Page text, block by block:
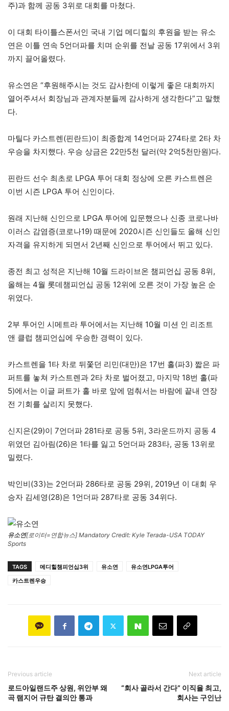
주)과 함께 공동 3위로 대회를 마쳤다.
이 대회 타이틀스폰서인 국내 기업 메디힐의 후원을 받는 유소
연은 이틀 연속 5언더파를 치며 순위를 전날 공동 17위에서 3위
까지 끌어올렸다.
유소연은 “후원해주시는 것도 감사한데 이렇게 좋은 대회까지
열어주셔서 회장님과 관계자분들께 감사하게 생각한다”고 말했
다.
마틸다 카스트렌(핀란드)이 최종합계 14언더파 274타로 2타 차
우승을 차지했다. 우승 상금은 22만5천 달러(약 2억5천만원)다.
핀란드 선수 최초로 LPGA 투어 대회 정상에 오른 카스트렌은
이번 시즌 LPGA 투어 신인이다.
원래 지난해 신인으로 LPGA 투어에 입문했으나 신종 코로나바
이러스 감염증(코로나19) 때문에 2020시즌 신인들도 올해 신인
자격을 유지하게 되면서 2년째 신인으로 투어에서 뛰고 있다.
종전 최고 성적은 지난해 10월 드라이브온 챔피언십 공동 8위,
올해는 4월 롯데챔피언십 공동 12위에 오른 것이 가장 높은 순
위였다.
2부 투어인 시메트라 투어에서는 지난해 10월 미션 인 리조트
앤 클럽 챔피언십에 우승한 경력이 있다.
카스트렌을 1타 차로 뒤쫓던 리민(대만)은 17번 홀(파3) 짧은 파
퍼트를 놓쳐 카스트렌과 2타 차로 벌어졌고, 마지막 18번 홀(파
5)에서는 이글 퍼트가 홀 바로 앞에 멈춰서는 바람에 끝내 연장
전 기회를 살리지 못했다.
신지은(29)이 7언더파 281타로 공동 5위, 3라운드까지 공동 4
위였던 김아림(26)은 1타를 잃고 5언더파 283타, 공동 13위로
밀렸다.
박인비(33)는 2언더파 286타로 공동 29위, 2019년 이 대회 우
승자 김세영(28)은 1언더파 287타로 공동 34위다.
유소연[로이터=연합뉴스] Mandatory Credit: Kyle Terada-USA TODAY
Sports
TAGS 메디힐챔피언십3위 유소연
유소연LPGA투어
카스트렌우승
Previous article
로드아일랜드주 상원, 위안부 왜
곡 램지어 규탄 결의안 통과
Next article
“회사 골라서 간다” 이직율 최고,
회사는 구인난